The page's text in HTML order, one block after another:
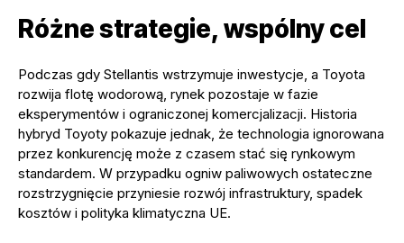
Różne strategie, wspólny cel
Podczas gdy Stellantis wstrzymuje inwestycje, a Toyota
rozwija flotę wodorową, rynek pozostaje w fazie
eksperymentów i ograniczonej komercjalizacji. Historia
hybryd Toyoty pokazuje jednak, że technologia ignorowana
przez konkurencję może z czasem stać się rynkowym
standardem. W przypadku ogniw paliwowych ostateczne
rozstrzygnięcie przyniesie rozwój infrastruktury, spadek
kosztów i polityka klimatyczna UE.